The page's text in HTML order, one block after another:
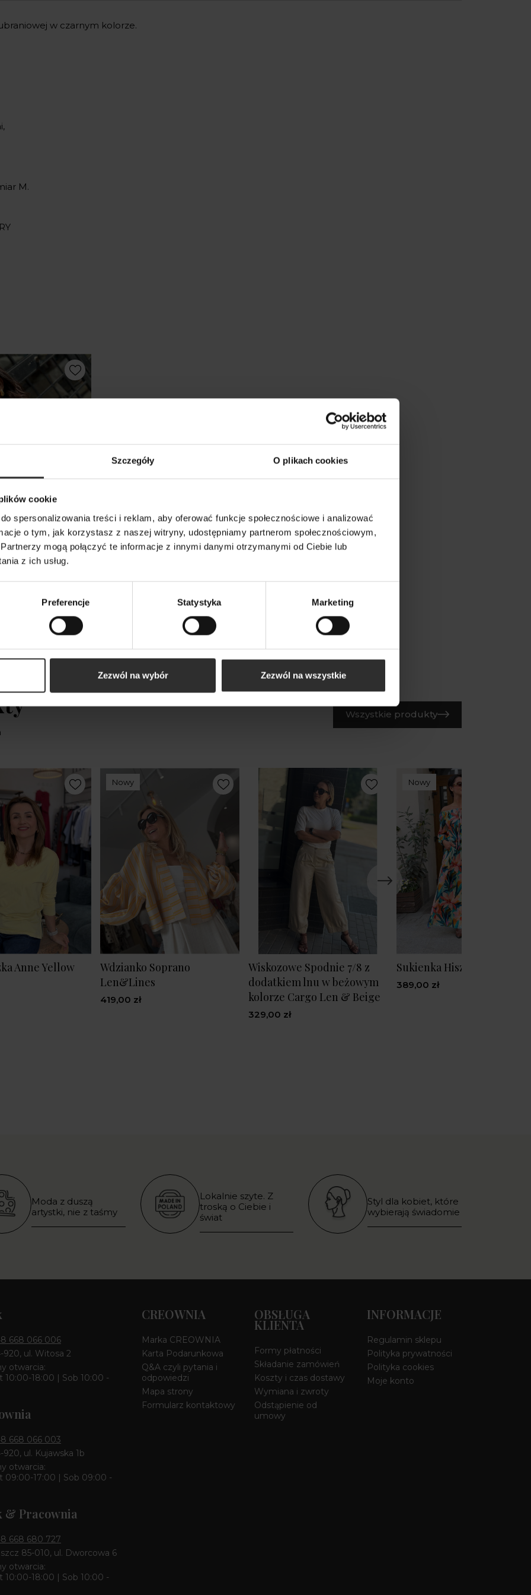
Szczegóły O plikach cookies
cookie
spersonalizowania treści i reklam, aby oferować funkcje społecznościowe i analizować
o tym, jak korzystasz z naszej witryny, udostępniamy partnerom społecznościowym,
mogą połączyć te informacje z innymi danymi otrzymanymi od Ciebie lub
z ich usług.
Preferencje Statystyka Marketing
Zezwól na wybór Zezwól na wszystkie
w czarnym kolorze.
M.
z wiązanym
i długim
Black
Wszystkie produkty
Anne Yellow
Nowy
Wdzianko Soprano
Len&Lines
419,00 zł
Wiskozowe Spodnie 7/8 z
dodatkiem lnu w beżowym
kolorze Cargo Len & Beige
329,00 zł
Nowy
Sukienka Hiszpanka
389,00 zł
Moda z duszą
artystki, nie z taśmy
Lokalnie szyte. Z
troską o Ciebie i
świat
Styl dla kobiet, które
wybierają świadomie
668 066 006
920, ul. Witosa 2
otwarcia:
10:00-18:00 | Sob 10:00 -
668 066 003
920, ul. Kujawska 1b
otwarcia:
09:00-17:00 | Sob 09:00 -
& Pracownia
668 680 727
85-010, ul. Dworcowa 6
otwarcia:
10:00-18:00 | Sob 10:00 -
CREOWNIA
Marka CREOWNIA
Karta Podarunkowa
Q&A czyli pytania i
odpowiedzi
Mapa strony
Formularz kontaktowy
OBSŁUGA
KLIENTA
Formy płatności
Składanie zamówień
Koszty i czas dostawy
Wymiana i zwroty
Odstąpienie od
umowy
INFORMACJE
Regulamin sklepu
Polityka prywatności
Polityka cookies
Moje konto